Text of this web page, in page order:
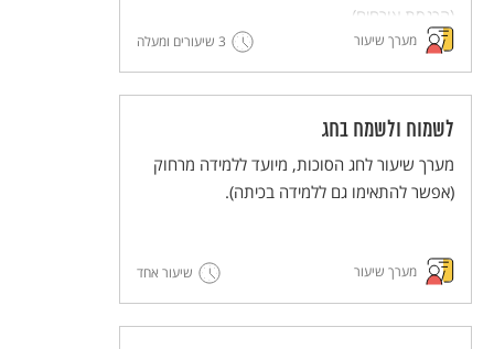
(הכנסת אורחים).
מערך שיעור 3 שיעורים ומעלה
לשמוח ולשמח בחג
מערך שיעור לחג הסוכות, מיועד ללמידה מרחוק
(אפשר להתאימו גם ללמידה בכיתה).
מערך שיעור שיעור אחד